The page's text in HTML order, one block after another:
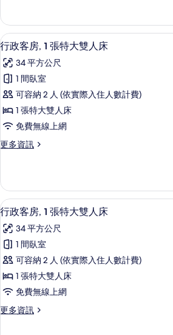
人
床
的
所
有
相
片
客
房,
2
張
單
人
的
詳
情
顯
示
行
政
客
房,
張
大
雙
人
床
的
所
有
相
片
2
行政客房, 1 張特大雙人床
34 平方公尺
1 間臥室
可容納 2 人 (依實際入住人數計費)
1 張特大雙人床
免費無線上網
更多資訊
更
客
房,
1
張
特
大
人
床
的
詳
情
顯
示
行
政
客
房,
張
2
行政客房, 1 張特大雙人床
34 平方公尺
1 間臥室
可容納 2 人 (依實際入住人數計費)
1 張特大雙人床
免費無線上網
更多資訊
更